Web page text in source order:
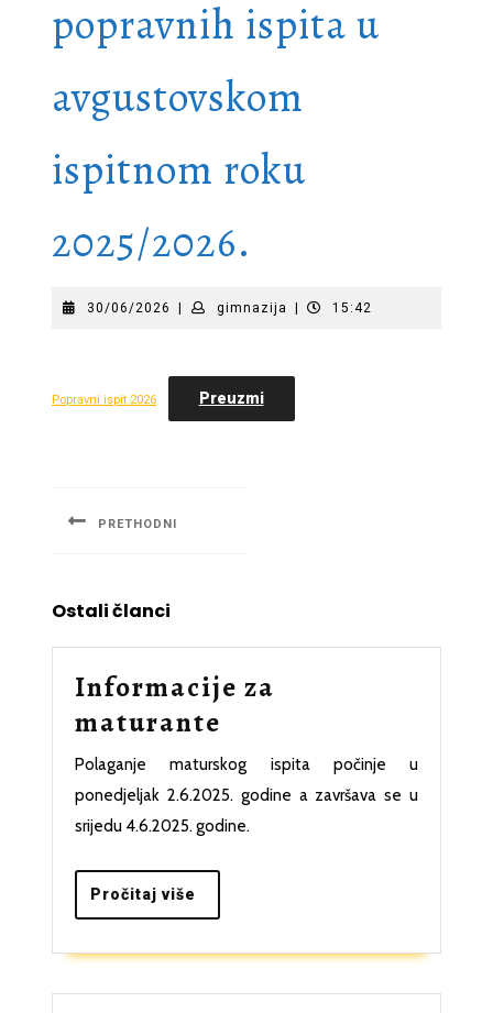
popravnih ispita u
avgustovskom
ispitnom roku
2025/2026.
30/06/2026 30/06/2026gimnazija gimnazija
15:42
Popravni ispit 2026 Preuzmi
PRETHODNI
Ostali članci
Informacije za
maturante
za
maturante
Polaganje maturskog ispita počinje u
ponedjeljak 2.6.2025. godine a završava se u
srijedu 4.6.2025. godine.
Pročitaj više
više